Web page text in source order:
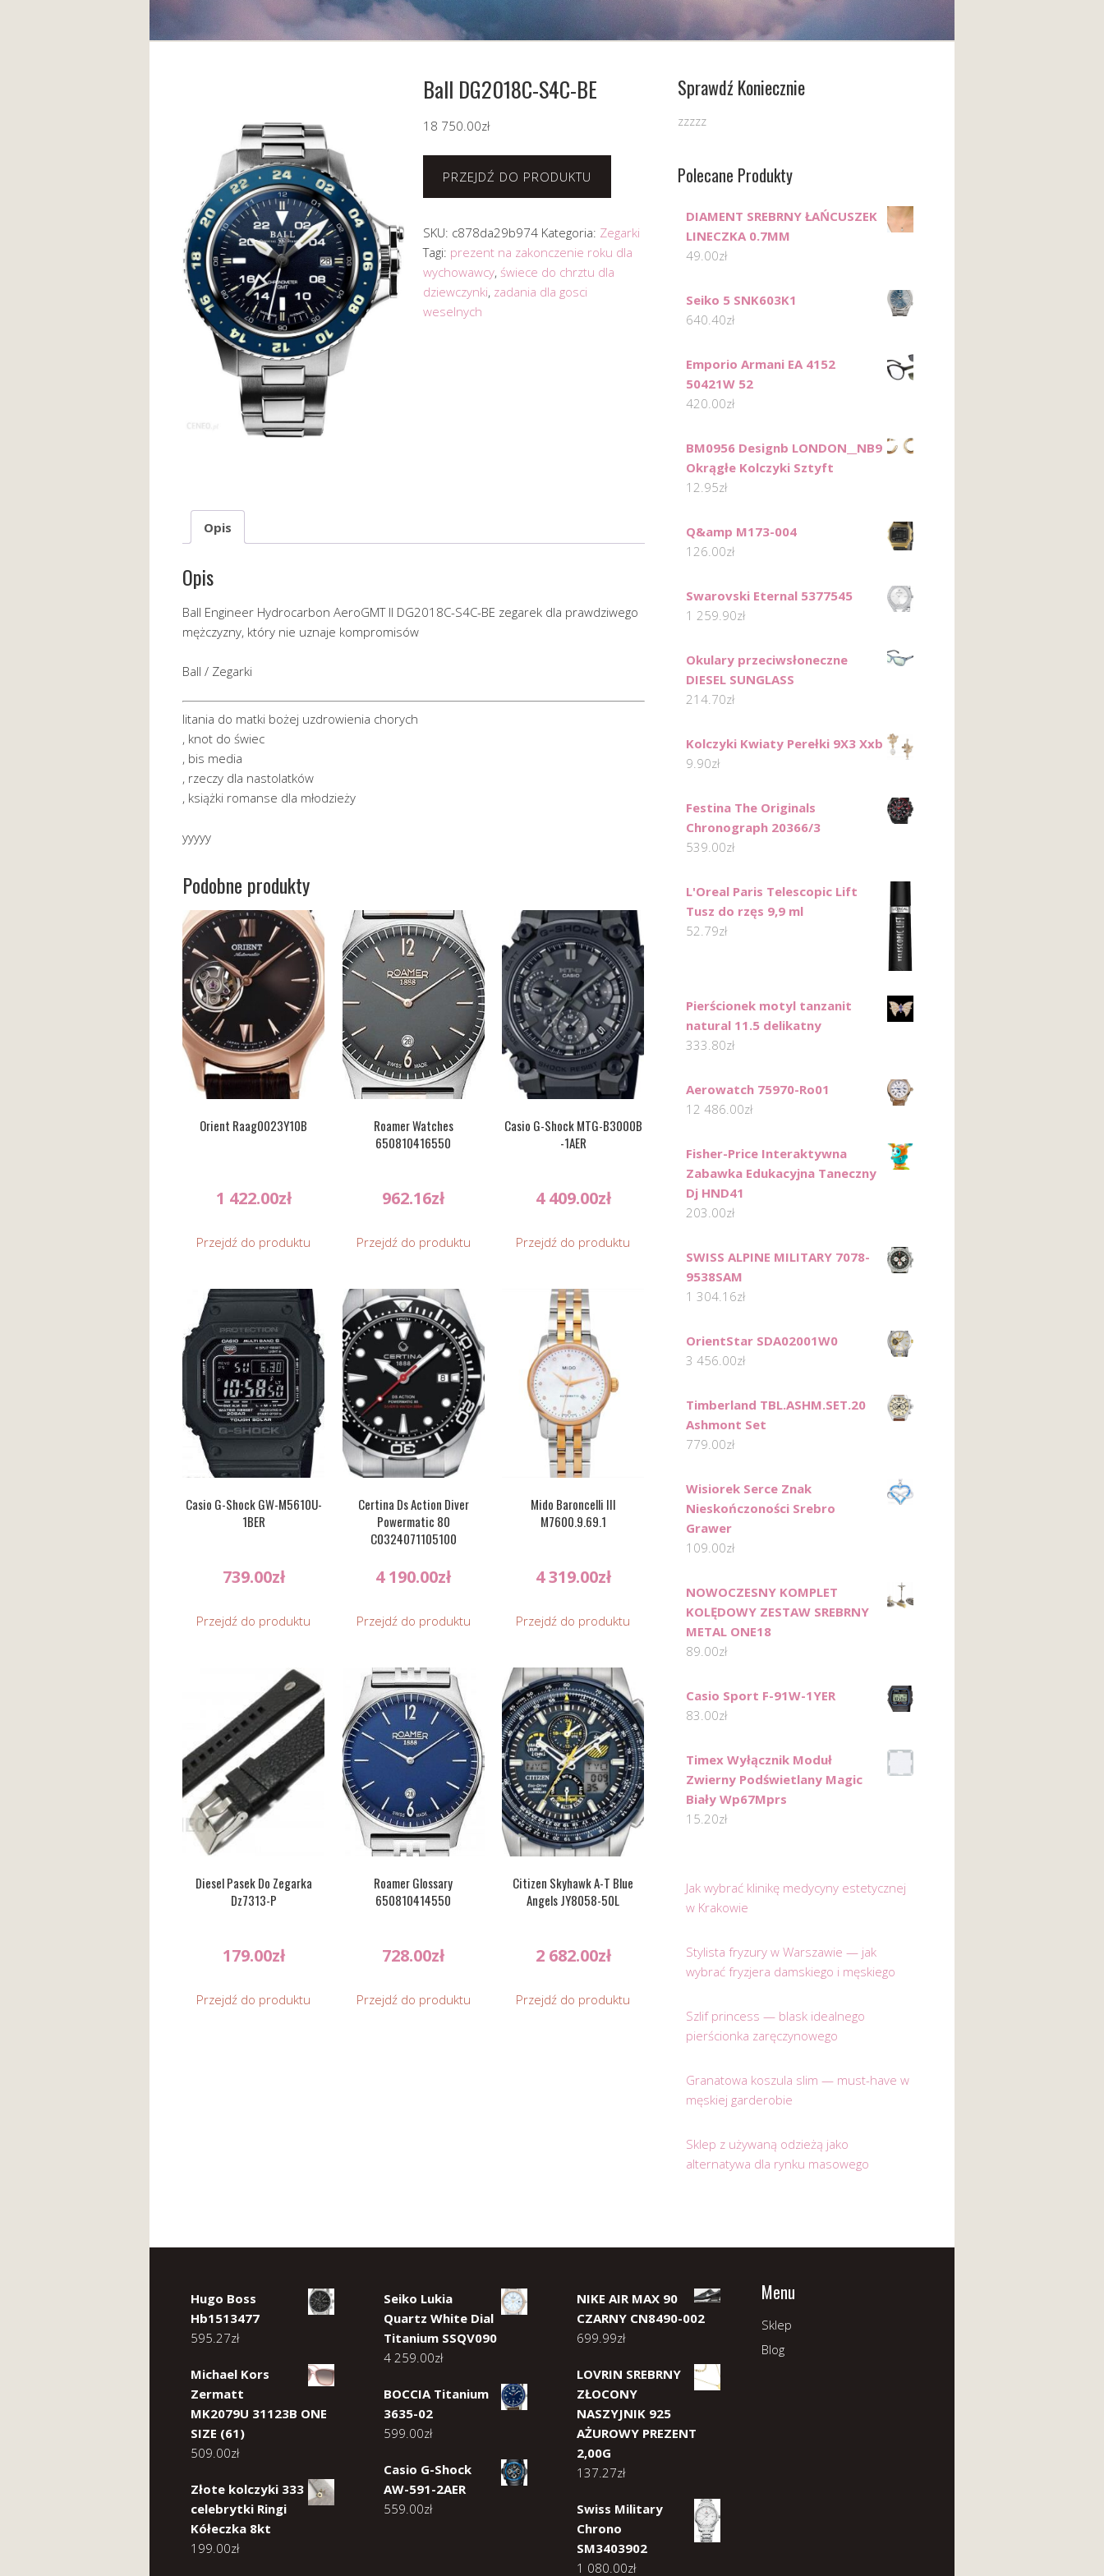
Ball DG2018C-S4C-BE
18 750.00zł
PRZEJDŹ DO PRODUKTU
SKU: c878da29b974 Kategoria: Zegarki
Tagi: prezent na zakonczenie roku dla
wychowawcy, świece do chrztu dla
dziewczynki, zadania dla gosci
weselnych
Opis
Opis
Ball Engineer Hydrocarbon AeroGMT II DG2018C-S4C-BE zegarek dla prawdziwego
mężczyzny, który nie uznaje kompromisów
Ball / Zegarki
litania do matki bożej uzdrowienia chorych
, knot do świec
, bis media
, rzeczy dla nastolatków
, książki romanse dla młodzieży
yyyyy
Podobne produkty
Orient Raag0023Y10B
1 422.00zł
Przejdź do produktu
Roamer Watches
650810416550
962.16zł
Przejdź do produktu
Casio G-Shock MTG-B3000B
-1AER
4 409.00zł
Przejdź do produktu
Casio G-Shock GW-M5610U-
1BER
739.00zł
Przejdź do produktu
Certina Ds Action Diver
Powermatic 80
C0324071105100
4 190.00zł
Przejdź do produktu
Mido Baroncelli III
M7600.9.69.1
4 319.00zł
Przejdź do produktu
Diesel Pasek Do Zegarka
Dz7313-P
179.00zł
Przejdź do produktu
Roamer Glossary
650810414550
728.00zł
Przejdź do produktu
Citizen Skyhawk A-T Blue
Angels JY8058-50L
2 682.00zł
Przejdź do produktu
Sprawdź Koniecznie
zzzzz
Polecane Produkty
DIAMENT SREBRNY ŁAŃCUSZEK
LINECZKA 0.7MM
49.00zł
Seiko 5 SNK603K1
640.40zł
Emporio Armani EA 4152
50421W 52
420.00zł
BM0956 Designb LONDON__NB9
Okrągłe Kolczyki Sztyft
12.95zł
Q&amp M173-004
126.00zł
Swarovski Eternal 5377545
1 259.90zł
Okulary przeciwsłoneczne
DIESEL SUNGLASS
214.70zł
Kolczyki Kwiaty Perełki 9X3 Xxb
9.90zł
Festina The Originals
Chronograph 20366/3
539.00zł
L'Oreal Paris Telescopic Lift
Tusz do rzęs 9,9 ml
52.79zł
Pierścionek motyl tanzanit
natural 11.5 delikatny
333.80zł
Aerowatch 75970-Ro01
12 486.00zł
Fisher-Price Interaktywna
Zabawka Edukacyjna Taneczny
Dj HND41
203.00zł
SWISS ALPINE MILITARY 7078-
9538SAM
1 304.16zł
OrientStar SDA02001W0
3 456.00zł
Timberland TBL.ASHM.SET.20
Ashmont Set
779.00zł
Wisiorek Serce Znak
Nieskończoności Srebro
Grawer
109.00zł
NOWOCZESNY KOMPLET
KOLĘDOWY ZESTAW SREBRNY
METAL ONE18
89.00zł
Casio Sport F-91W-1YER
83.00zł
Timex Wyłącznik Moduł
Zwierny Podświetlany Magic
Biały Wp67Mprs
15.20zł
Jak wybrać klinikę medycyny estetycznej
w Krakowie
Stylista fryzury w Warszawie — jak
wybrać fryzjera damskiego i męskiego
Szlif princess — blask idealnego
pierścionka zaręczynowego
Granatowa koszula slim — must-have w
męskiej garderobie
Sklep z używaną odzieżą jako
alternatywa dla rynku masowego
Hugo Boss
Hb1513477
595.27zł
Michael Kors
Zermatt
MK2079U 31123B ONE
SIZE (61)
509.00zł
Złote kolczyki 333
celebrytki Ringi
Kółeczka 8kt
199.00zł
Seiko Lukia
Quartz White Dial
Titanium SSQV090
4 259.00zł
BOCCIA Titanium
3635-02
599.00zł
Casio G-Shock
AW-591-2AER
559.00zł
NIKE AIR MAX 90
CZARNY CN8490-002
699.99zł
LOVRIN SREBRNY
ZŁOCONY
NASZYJNIK 925
AŻUROWY PREZENT
2,00G
137.27zł
Swiss Military
Chrono
SM3403902
1 080.00zł
Menu
Sklep
Blog